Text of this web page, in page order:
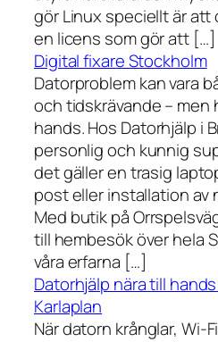
gör Linux speciellt är
en licens som gör att […]
Digital fixare Stockholm
Datorproblem kan vara
och tidskrävande – men
hands. Hos Datorhjälp i
personlig och kunnig
det gäller en trasig
post eller installation av
Med butik på
till hembesök över hela
våra erfarna […]
Datorhjälp nära till
Karlaplan
När datorn krånglar, Wi-